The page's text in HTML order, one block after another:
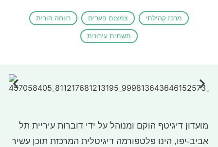
מרכז קהילתי צמצום פערים רווחה הורית
תשתית עירונית
מועדון דיגיטף הוקם ומנוהל על ידי דוברות עיריית תל
אביב-יפו, הינו פלטפורמה דיגיטלית המרכזת תוכן עשיר